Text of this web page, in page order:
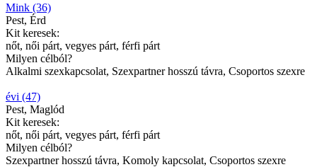
Mink (36)
Pest, Érd
Kit keresek:
nőt, női párt, vegyes párt, férfi párt
Milyen célból?
Alkalmi szexkapcsolat, Szexpartner hosszú távra, Csoportos szexre
évi (47)
Pest, Maglód
Kit keresek:
nőt, női párt, vegyes párt, férfi párt
Milyen célból?
Szexpartner hosszú távra, Komoly kapcsolat, Csoportos szexre